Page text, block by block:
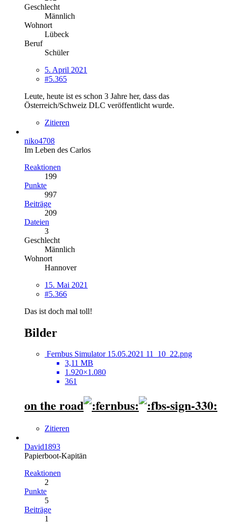
Geschlecht
Männlich
Wohnort
Lübeck
Beruf
Schüler
5. April 2021
#5.365
Leute, heute ist es schon 3 Jahre her, dass das
Österreich/Schweiz DLC veröffentlicht wurde.
Zitieren
niko4708
Im Leben des Carlos
Reaktionen
199
Punkte
997
Beiträge
209
Dateien
3
Geschlecht
Männlich
Wohnort
Hannover
15. Mai 2021
#5.366
Das ist doch mal toll!
Bilder
Fernbus Simulator 15.05.2021 11_10_22.png
3,11 MB
1.920×1.080
361
on the road
Zitieren
David1893
Papierboot-Kapitän
Reaktionen
2
Punkte
5
Beiträge
1